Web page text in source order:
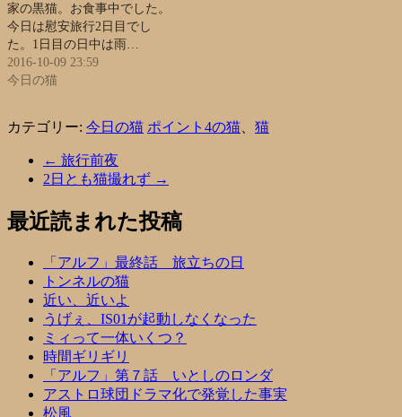
家の黒猫。お食事中でした。
今日は慰安旅行2日目でし
た。1日目の日中は雨…
2016-10-09 23:59
今日の猫
カテゴリー: 今日の猫 ポイント4の猫 猫
← 旅行前夜
2日とも猫撮れず →
最近読まれた投稿
「アルフ」最終話 旅立ちの日
トンネルの猫
近い、近いよ
うげぇ、IS01が起動しなくなった
ミィって一体いくつ？
時間ギリギリ
「アルフ」第７話 いとしのロンダ
アストロ球団ドラマ化で発覚した事実
松風